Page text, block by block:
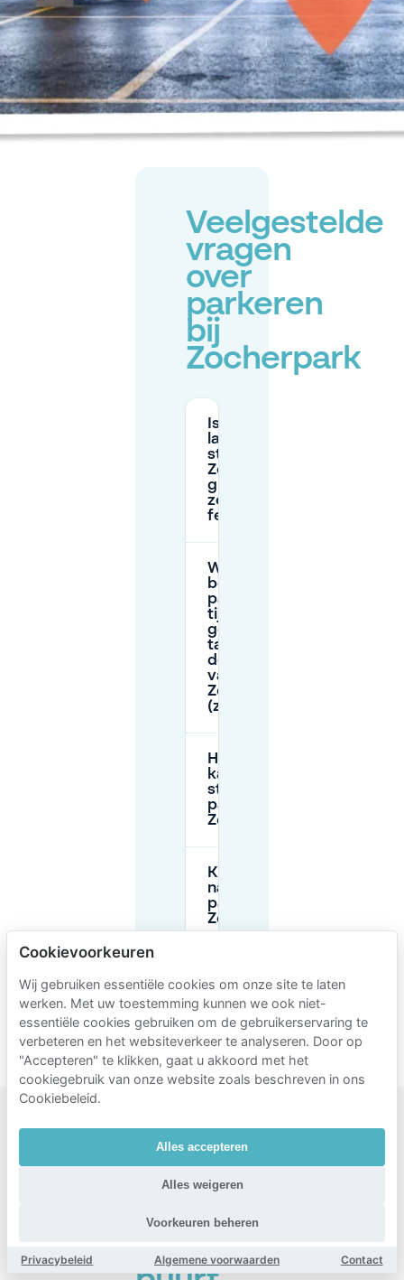
Veelgestelde
vragen
over
parkeren
bij
Zocherpark
Is parkeren
langs de
straat rond
Zocherpark
gratis op
zondag of
feestdagen?
Wat zijn de
betaald
parkeren
tijden en de
gebruikelijke
tarieven in
de buurt
van
Zocherpark
(zone A1)?
Hoe lang
kan ik op
straat
parkeren bij
Zocherpark?
Kan ik 's
nachts
parkeren bij
Zocherpark?
bewonersvergunning
nodig om te parkeren
bij Zocherpark?
Populaire
gebieden
om te
parkeren
in de
Cookievoorkeuren
Wij gebruiken essentiële cookies om onze site te laten
werken. Met uw toestemming kunnen we ook niet-
essentiële cookies gebruiken om de gebruikerservaring te
verbeteren en het websiteverkeer te analyseren. Door op
"Accepteren" te klikken, gaat u akkoord met het
cookiegebruik van onze website zoals beschreven in ons
Cookiebeleid.
Alles accepteren
Alles weigeren
Voorkeuren beheren
Privacybeleid Algemene voorwaarden Contact